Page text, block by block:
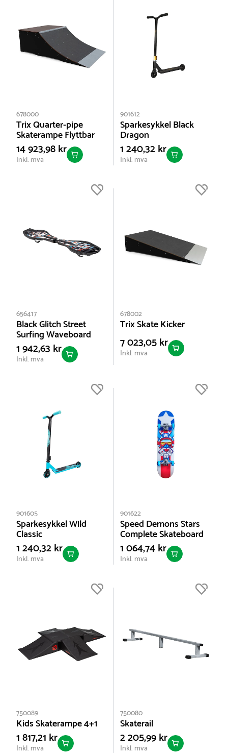
678000
Trix Quarter-pipe
Skaterampe Flyttbar
14 923,98 kr
Inkl. mva
901612
Sparkesykkel Black
Dragon
1 240,32 kr
Inkl. mva
656417
Black Glitch Street
Surfing Waveboard
1 942,63 kr
Inkl. mva
678002
Trix Skate Kicker
7 023,05 kr
Inkl. mva
901605
Sparkesykkel Wild
Classic
1 240,32 kr
Inkl. mva
901622
Speed Demons Stars
Complete Skateboard
1 064,74 kr
Inkl. mva
750089
Kids Skaterampe 4+1
1 817,21 kr
Inkl. mva
750080
Skaterail
2 205,99 kr
Inkl. mva